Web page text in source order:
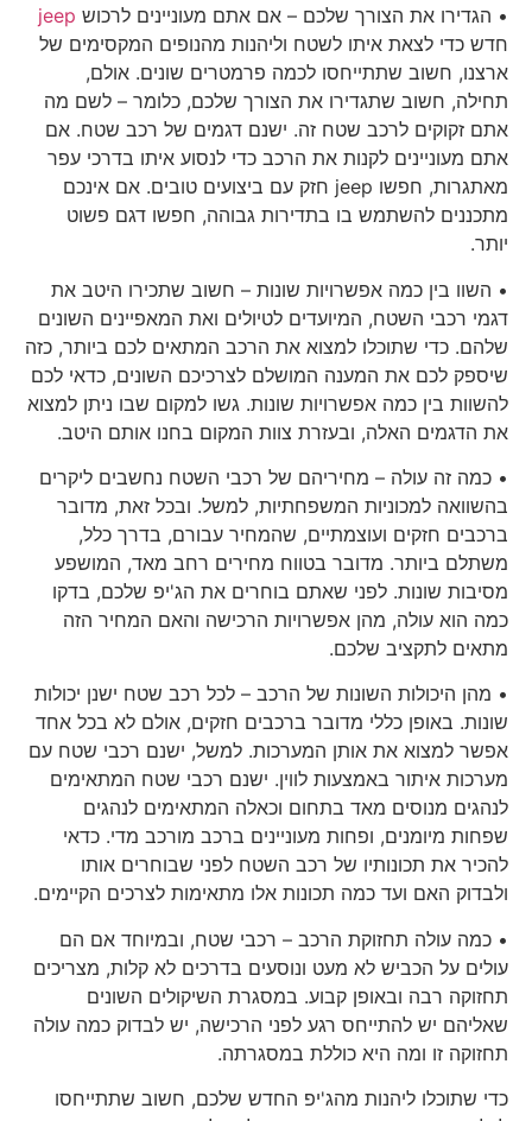
• הגדירו את הצורך שלכם – אם אתם מעוניינים לרכוש jeep
חדש כדי לצאת איתו לשטח וליהנות מהנופים המקסימים של
ארצנו, חשוב שתתייחסו לכמה פרמטרים שונים. אולם,
תחילה, חשוב שתגדירו את הצורך שלכם, כלומר – לשם מה
אתם זקוקים לרכב שטח זה. ישנם דגמים של רכב שטח. אם
אתם מעוניינים לקנות את הרכב כדי לנסוע איתו בדרכי עפר
מאתגרות, חפשו jeep חזק עם ביצועים טובים. אם אינכם
מתכננים להשתמש בו בתדירות גבוהה, חפשו דגם פשוט
יותר.
• השוו בין כמה אפשרויות שונות – חשוב שתכירו היטב את
דגמי רכבי השטח, המיועדים לטיולים ואת המאפיינים השונים
שלהם. כדי שתוכלו למצוא את הרכב המתאים לכם ביותר, כזה
שיספק לכם את המענה המושלם לצרכיכם השונים, כדאי לכם
להשוות בין כמה אפשרויות שונות. גשו למקום שבו ניתן למצוא
את הדגמים האלה, ובעזרת צוות המקום בחנו אותם היטב.
• כמה זה עולה – מחיריהם של רכבי השטח נחשבים ליקרים
בהשוואה למכוניות המשפחתיות, למשל. ובכל זאת, מדובר
ברכבים חזקים ועוצמתיים, שהמחיר עבורם, בדרך כלל,
משתלם ביותר. מדובר בטווח מחירים רחב מאד, המושפע
מסיבות שונות. לפני שאתם בוחרים את הג'יפ שלכם, בדקו
כמה הוא עולה, מהן אפשרויות הרכישה והאם המחיר הזה
מתאים לתקציב שלכם.
• מהן היכולות השונות של הרכב – לכל רכב שטח ישנן יכולות
שונות. באופן כללי מדובר ברכבים חזקים, אולם לא בכל אחד
אפשר למצוא את אותן המערכות. למשל, ישנם רכבי שטח עם
מערכות איתור באמצעות לווין. ישנם רכבי שטח המתאימים
לנהגים מנוסים מאד בתחום וכאלה המתאימים לנהגים
שפחות מיומנים, ופחות מעוניינים ברכב מורכב מדי. כדאי
להכיר את תכונותיו של רכב השטח לפני שבוחרים אותו
ולבדוק האם ועד כמה תכונות אלו מתאימות לצרכים הקיימים.
• כמה עולה תחזוקת הרכב – רכבי שטח, ובמיוחד אם הם
עולים על הכביש לא מעט ונוסעים בדרכים לא קלות, מצריכים
תחזוקה רבה ובאופן קבוע. במסגרת השיקולים השונים
שאליהם יש להתייחס רגע לפני הרכישה, יש לבדוק כמה עולה
תחזוקה זו ומה היא כוללת במסגרתה.
כדי שתוכלו ליהנות מהג'יפ החדש שלכם, חשוב שתתייחסו